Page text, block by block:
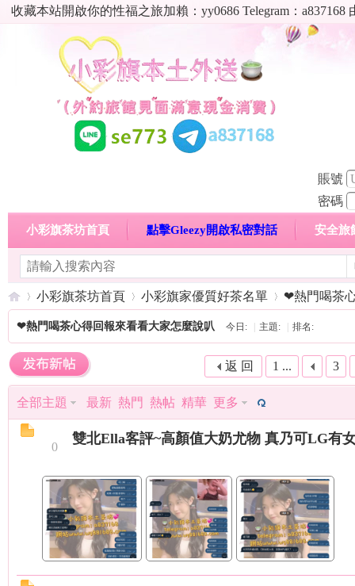
收藏本站開啟你的性福之旅加賴：yy0686 Telegram：
賬號
密碼
小彩旗茶坊首頁 點擊Gleezy開啟私密對話 安全旅
明碼標價特惠專區 熱門喝茶心得分享 高顏值現役
（ »
小彩旗茶坊首頁 小彩旗家優質好茶名單 ❤熱門喝茶
❤熱門喝茶心得回報來看看大家怎麼說叭 今日: 主題: 排名:
1 ... 3
返 回
全部主題 最新 熱門 熱帖 精華 更多
0
雙北Ella客評~高顏值大奶尤物 真乃可LG有